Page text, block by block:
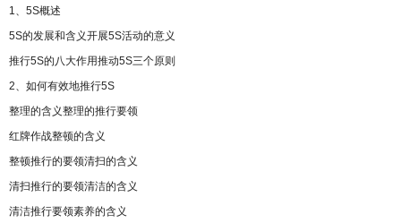
1、5S概述
5S的发展和含义开展5S活动的意义
推行5S的八大作用推动5S三个原则
2、如何有效地推行5S
整理的含义整理的推行要领
红牌作战整顿的含义
整顿推行的要领清扫的含义
清扫推行的要领清洁的含义
清洁推行要领素养的含义